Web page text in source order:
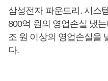
삼성전자 파운드리. 시스
800억 원의 영업손실 냈
조 원 이상의 영업손실을
다.